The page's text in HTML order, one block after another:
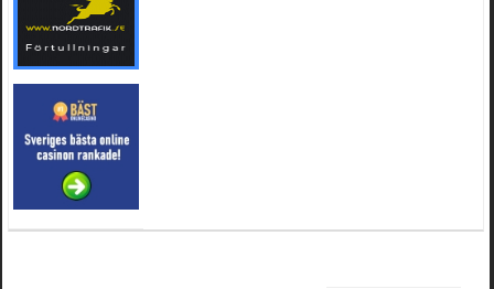
pÃ¥ 0709955029 eller hv.alexandersson@gmail.com ifall du har en som du vill sÃ¤lja
mvh Hugo
21 februari 2025 kl. 09:25:52
Oscar5:NÃ¥gon som vet vad man kan begÃ¤ra fÃ¶r en Honda TRX 350 FE 2005
4 februari 2025 kl. 19:20:50
Oscar5:44
4 februari 2025 kl. 19:15:36
Greger59:NÃ¤gon som vet har en Cetek 500 EFI
15 januari 2025 kl. 23:49:44
Mrhandsome:SÃÂ¶ker defekta/trasiga fyrhjulingar. Jag betalar bra och du kan nÃÂ¥